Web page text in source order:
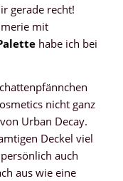
gerade recht!
mit
habe ich bei
nicht ganz
Urban Decay.
Deckel viel
auch
aus wie eine